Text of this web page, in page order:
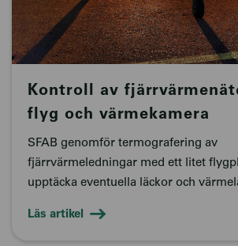
Kontroll av
flyg och värmekamera
SFAB genomför termografering av
fjärrvärmeledningar med ett litet
upptäcka eventuella läckor och
Läs artikel